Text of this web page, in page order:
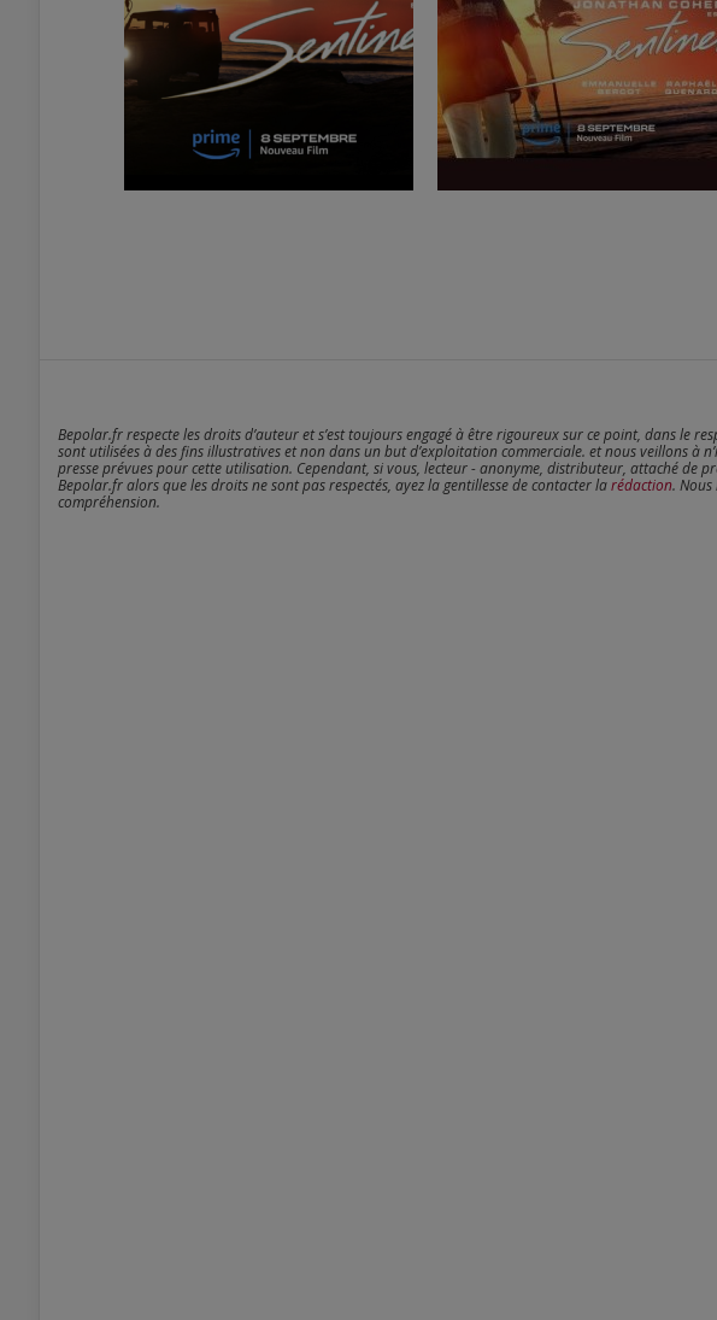
Bepolar.fr respecte les droits d’auteur et s’est toujours engagé à être rigoureux sur ce point, dans le
sont utilisées à des fins illustratives et non dans un but d’exploitation commerciale. et nous veillons à
presse prévues pour cette utilisation. Cependant, si vous, lecteur - anonyme, distributeur, attaché de
Bepolar.fr alors que les droits ne sont pas respectés, ayez la gentillesse de contacter larédaction.
compréhension.